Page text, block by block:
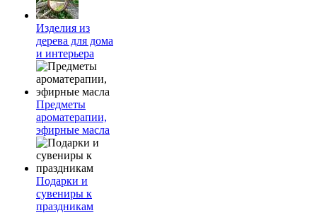
Изделия из
дерева для дома
и интерьера
Предметы
ароматерапии,
эфирные масла
Подарки и
сувениры к
праздникам